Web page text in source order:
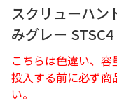
スクリューハン
みグレー STSC4
こちらは色違い、
投入する前に必ず商
い。